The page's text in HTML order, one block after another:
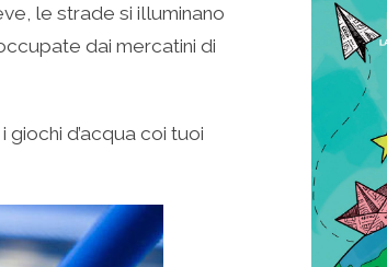
le strade si illuminano
dai mercatini di
d’acqua coi tuoi